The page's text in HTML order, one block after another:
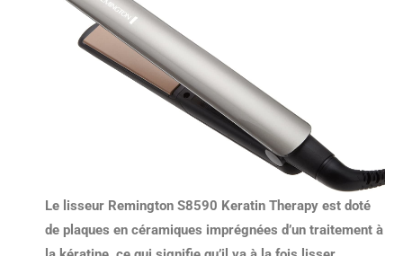
Le lisseur Remington S8590 Keratin Therapy est doté
de plaques en céramiques imprégnées d’un traitement à